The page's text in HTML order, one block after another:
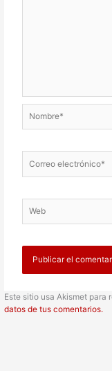
electrónico*
Este sitio usa Akismet para
datos de tus comentarios.